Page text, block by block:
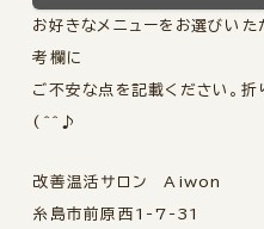
お好きなメニューをお選びい
考欄に
ご不安な点を記載ください。
(^^♪
改善温活サロン Aiwon
糸島市前原西1-7-31